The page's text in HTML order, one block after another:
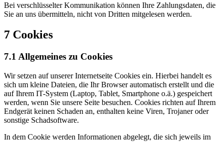
Bei verschlüsselter Kommunikation können Ihre Zahlungsdaten, die
Sie an uns übermitteln, nicht von Dritten mitgelesen werden.
7 Cookies
7.1 Allgemeines zu Cookies
Wir setzen auf unserer Internetseite Cookies ein. Hierbei handelt es
sich um kleine Dateien, die Ihr Browser automatisch erstellt und die
auf Ihrem IT-System (Laptop, Tablet, Smartphone o.ä.) gespeichert
werden, wenn Sie unsere Seite besuchen. Cookies richten auf Ihrem
Endgerät keinen Schaden an, enthalten keine Viren, Trojaner oder
sonstige Schadsoftware.
In dem Cookie werden Informationen abgelegt, die sich jeweils im